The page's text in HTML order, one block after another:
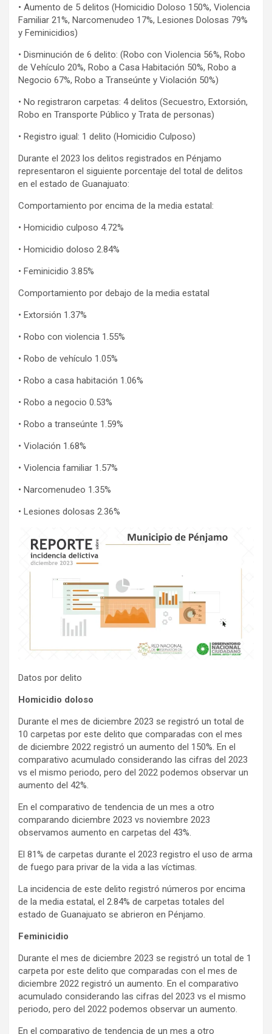
• Aumento de 5 delitos (Homicidio Doloso 150%, Violencia
Familiar 21%, Narcomenudeo 17%, Lesiones Dolosas 79%
y Feminicidios)
• Disminución de 6 delito: (Robo con Violencia 56%, Robo
de Vehículo 20%, Robo a Casa Habitación 50%, Robo a
Negocio 67%, Robo a Transeúnte y Violación 50%)
• No registraron carpetas: 4 delitos (Secuestro, Extorsión,
Robo en Transporte Público y Trata de personas)
• Registro igual: 1 delito (Homicidio Culposo)
Durante el 2023 los delitos registrados en Pénjamo
representaron el siguiente porcentaje del total de delitos
en el estado de Guanajuato:
Comportamiento por encima de la media estatal:
• Homicidio culposo 4.72%
• Homicidio doloso 2.84%
• Feminicidio 3.85%
Comportamiento por debajo de la media estatal
• Extorsión 1.37%
• Robo con violencia 1.55%
• Robo de vehículo 1.05%
• Robo a casa habitación 1.06%
• Robo a negocio 0.53%
• Robo a transeúnte 1.59%
• Violación 1.68%
• Violencia familiar 1.57%
• Narcomenudeo 1.35%
• Lesiones dolosas 2.36%
Datos por delito
Homicidio doloso
Durante el mes de diciembre 2023 se registró un total de
10 carpetas por este delito que comparadas con el mes
de diciembre 2022 registró un aumento del 150%. En el
comparativo acumulado considerando las cifras del 2023
vs el mismo periodo, pero del 2022 podemos observar un
aumento del 42%.
En el comparativo de tendencia de un mes a otro
comparando diciembre 2023 vs noviembre 2023
observamos aumento en carpetas del 43%.
El 81% de carpetas durante el 2023 registro el uso de arma
de fuego para privar de la vida a las víctimas.
La incidencia de este delito registró números por encima
de la media estatal, el 2.84% de carpetas totales del
estado de Guanajuato se abrieron en Pénjamo.
Feminicidio
Durante el mes de diciembre 2023 se registró un total de 1
carpeta por este delito que comparadas con el mes de
diciembre 2022 registró un aumento. En el comparativo
acumulado considerando las cifras del 2023 vs el mismo
periodo, pero del 2022 podemos observar un aumento.
En el comparativo de tendencia de un mes a otro